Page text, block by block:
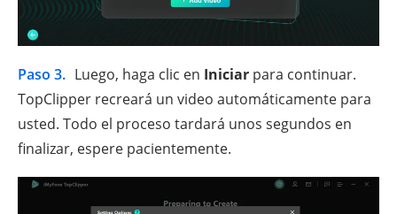
Paso 3. Luego, haga clic en Iniciar para continuar.
TopClipper recreará un video automáticamente para
usted. Todo el proceso tardará unos segundos en
finalizar, espere pacientemente.